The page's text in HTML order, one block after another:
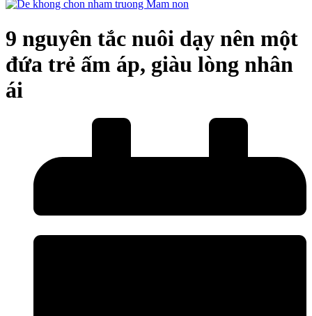
9 nguyên tắc nuôi dạy nên một
đứa trẻ ấm áp, giàu lòng nhân
ái